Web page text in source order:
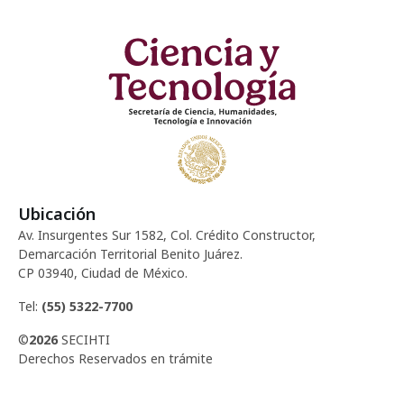
Ubicación
Av. Insurgentes Sur 1582, Col. Crédito Constructor,
Demarcación Territorial Benito Juárez.
CP 03940, Ciudad de México.
Tel: (55) 5322-7700
©2026 SECIHTI
Derechos Reservados en trámite